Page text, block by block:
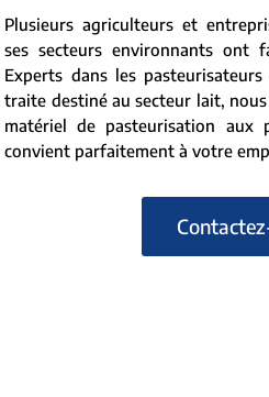
Plusieurs agriculteurs et
ses secteurs environnants ont
Experts dans les
traite destiné au secteur lait,
matériel de pasteurisation aux
convient parfaitement à votre